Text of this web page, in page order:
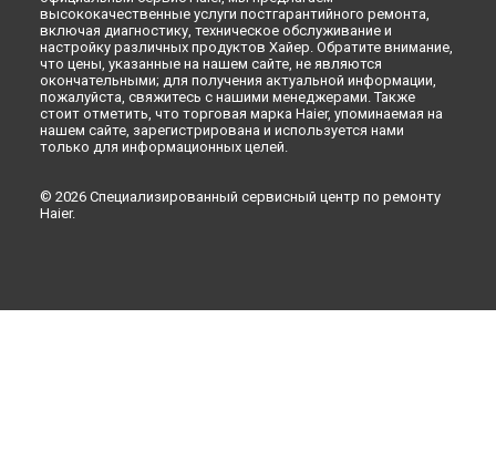
высококачественные услуги постгарантийного ремонта,
включая диагностику, техническое обслуживание и
настройку различных продуктов Хайер. Обратите внимание,
что цены, указанные на нашем сайте, не являются
окончательными; для получения актуальной информации,
пожалуйста, свяжитесь с нашими менеджерами. Также
стоит отметить, что торговая марка Haier, упоминаемая на
нашем сайте, зарегистрирована и используется нами
только для информационных целей.
© 2026 Специализированный сервисный центр по ремонту
Haier.